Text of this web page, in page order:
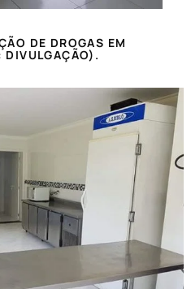
DE DROGAS EM
DIVULGAÇÃO).